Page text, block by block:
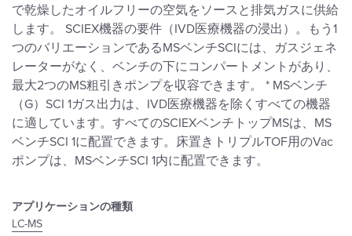
アプリケーションの種類
LC-MS
で乾燥したオイルフリーの空気をソースと排気ガスに供給
します。 SCIEX機器の要件（IVD医療機器の浸出）。もう1
つのバリエーションであるMSベンチSCIには、ガスジェネ
レーターがなく、ベンチの下にコンパートメントがあり、
最大2つのMS粗引きポンプを収容できます。 * MSベンチ
（G）SCI 1ガス出力は、IVD医療機器を除くすべての機器
に適しています。すべてのSCIEXベンチトップMSは、MS
ベンチSCI 1に配置できます。床置きトリプルTOF用のVac
ポンプは、MSベンチSCI 1内に配置できます。